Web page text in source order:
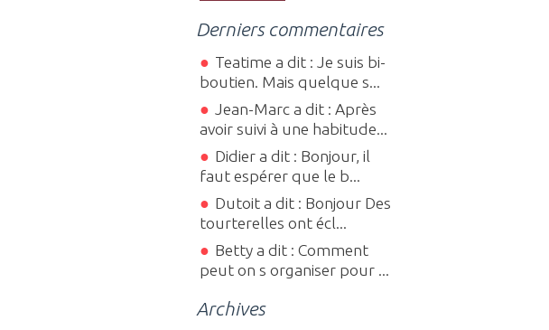
Derniers commentaires
Teatime a dit : Je suis bi-
boutien. Mais quelque s...
Jean-Marc a dit : Après
avoir suivi à une habitude...
Didier a dit : Bonjour, il
faut espérer que le b...
Dutoit a dit : Bonjour Des
tourterelles ont écl...
Betty a dit : Comment
peut on s organiser pour ...
Archives